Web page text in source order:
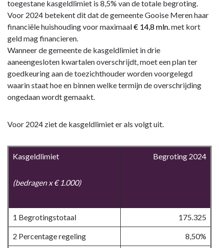
toegestane kasgeldlimiet is 8,5% van de totale begroting.
Voor 2024 betekent dit dat de gemeente Gooise Meren haar
financiële huishouding voor maximaal € 14,8 mln.met kort
geld mag financieren.
Wanneer de gemeente de kasgeldlimiet in drie
aaneengesloten kwartalen overschrijdt, moet een plan ter
goedkeuring aan de toezichthouder worden voorgelegd
waarin staat hoe en binnen welke termijn de overschrijding
ongedaan wordt gemaakt.
Voor 2024 ziet de kasgeldlimiet er als volgt uit.
Kasgeldlimiet
(bedragen x € 1.000)
Begroting 2024
1 Begrotingstotaal 175.325
2 Percentage regeling 8,50%